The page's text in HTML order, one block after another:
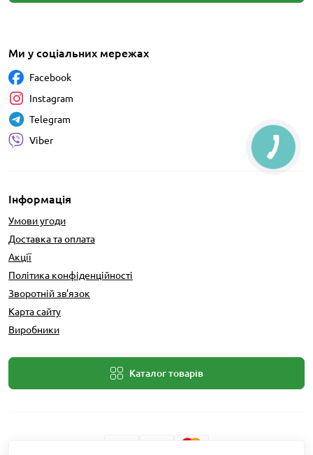
Інформація
Умови угоди
Доставка та оплата
Акції
Політика конфіденційності
Зворотній зв'язок
Карта сайту
Виробники
Каталог товарів
Ми у соціальних мережах
Facebook
Instagram
Telegram
Viber